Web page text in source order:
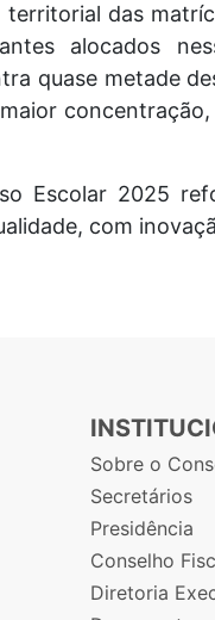
das
alocados
quase metade
Escolar 2025
com
Sobre o
Secretários
Presidência
Conselho
Diretoria